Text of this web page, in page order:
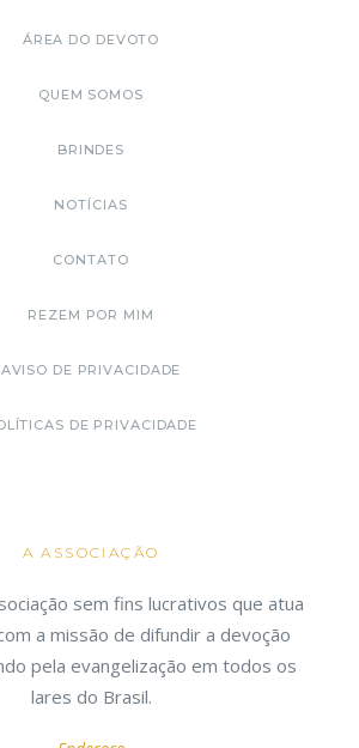
ÁREA DO DEVOTO
QUEM SOMOS
BRINDES
NOTÍCIAS
CONTATO
REZEM POR MIM
AVISO DE PRIVACIDADE
DE PRIVACIDADE
A ASSOCIAÇÃO
sem fins lucrativos que atua
a missão de difundir a devoção
pela evangelização em todos os
lares do Brasil.